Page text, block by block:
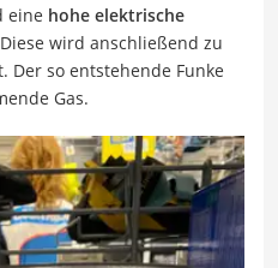
eine hohe elektrische
wird anschließend zu
Der so entstehende Funke
Gas.